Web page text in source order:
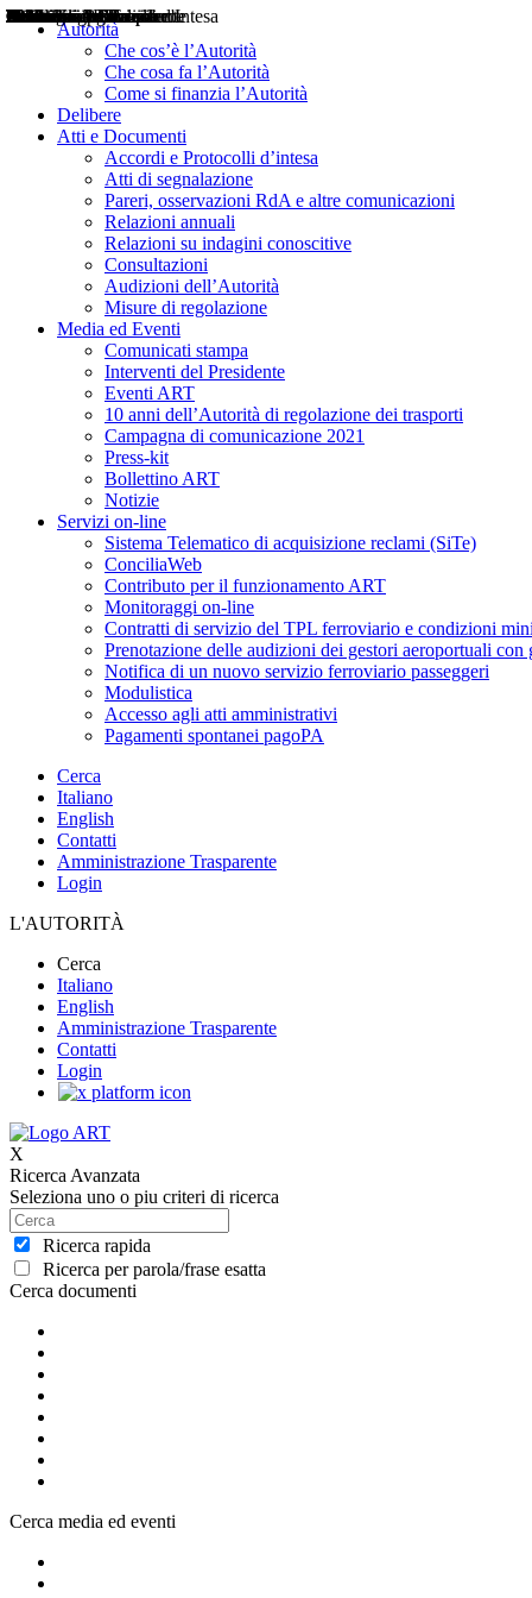
Autorità
Che cos’è l’Autorità
Che cosa fa l’Autorità
Come si finanzia l’Autorità
Delibere
Atti e Documenti
Accordi e Protocolli d’intesa
Atti di segnalazione
Pareri, osservazioni RdA e altre comunicazioni
Relazioni annuali
Relazioni su indagini conoscitive
Consultazioni
Audizioni dell’Autorità
Misure di regolazione
Media ed Eventi
Comunicati stampa
Interventi del Presidente
Eventi ART
10 anni dell’Autorità di regolazione dei trasporti
Campagna di comunicazione 2021
Press-kit
Bollettino ART
Notizie
Servizi on-line
Sistema Telematico di acquisizione reclami (SiTe)
ConciliaWeb
Contributo per il funzionamento ART
Monitoraggi on-line
Contratti di servizio del TPL ferroviario e condizioni
Prenotazione delle audizioni dei gestori aeroportuali con
Notifica di un nuovo servizio ferroviario passeggeri
Modulistica
Accesso agli atti amministrativi
Pagamenti spontanei pagoPA
Cerca
Italiano
English
Contatti
Amministrazione Trasparente
Login
L'AUTORITÀ
Cerca
Italiano
English
Amministrazione Trasparente
Contatti
Login
X
Ricerca Avanzata
Seleziona uno o piu criteri di ricerca
Ricerca rapida
Ricerca per parola/frase esatta
Cerca documenti
Delibere
Pareri
Consultazioni
Audizioni
Atti di Segnalazione
Accordi e Protocolli d'Intesa
Relazioni annuali
Misure di regolazione
Cerca media ed eventi
Notizie
Comunicati Stampa
Bollettini ART
Convegni ART
Interviste del Presidente
Articoli in primo piano
Interventi del Presidente
2004
2005
2010
2013
2014
2015
2016
2017
2018
2019
202
2020
2021
2022
2023
2024
2025
2026
Aereo
Marittimo
Terrestre